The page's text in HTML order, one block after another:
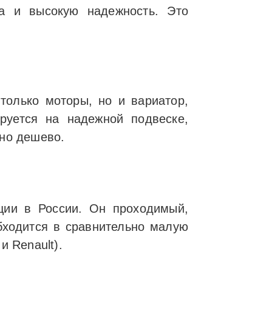
и высокую надежность. Это
моторы, но и вариатор,
на надежной подвеске,
дешево.
в России. Он проходимый,
в сравнительно малую
Renault).